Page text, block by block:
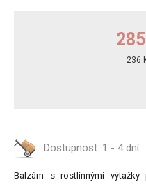
236
Dostupnost: 1 - 4 dní
Balzám s rostlinnými